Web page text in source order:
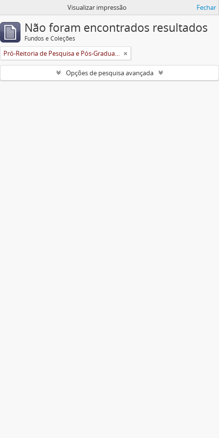
Visualizar impressão Fechar
Não foram encontrados resultados
Fundos e Coleções
Pró-Reitoria de Pesquisa e Pós-Graduação
Opções de pesquisa avançada